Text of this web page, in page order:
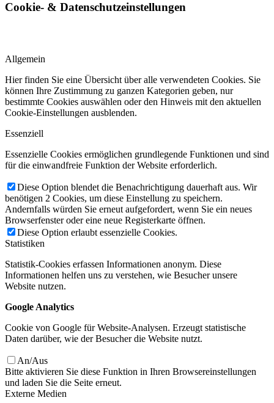
Cookie- & Datenschutzeinstellungen
Allgemein
Hier finden Sie eine Übersicht über alle verwendeten Cookies. Sie
können Ihre Zustimmung zu ganzen Kategorien geben, nur
bestimmte Cookies auswählen oder den Hinweis mit den aktuellen
Cookie-Einstellungen ausblenden.
Essenziell
Essenzielle Cookies ermöglichen grundlegende Funktionen und sind
für die einwandfreie Funktion der Website erforderlich.
Diese Option blendet die Benachrichtigung dauerhaft aus. Wir
benötigen 2 Cookies, um diese Einstellung zu speichern.
Andernfalls würden Sie erneut aufgefordert, wenn Sie ein neues
Browserfenster oder eine neue Registerkarte öffnen.
Diese Option erlaubt essenzielle Cookies.
Statistiken
Statistik-Cookies erfassen Informationen anonym. Diese
Informationen helfen uns zu verstehen, wie Besucher unsere
Website nutzen.
Google Analytics
Cookie von Google für Website-Analysen. Erzeugt statistische
Daten darüber, wie der Besucher die Website nutzt.
An/Aus
Bitte aktivieren Sie diese Funktion in Ihren Browsereinstellungen
und laden Sie die Seite erneut.
Externe Medien